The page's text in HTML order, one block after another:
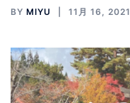
BY MIYU 11月 16, 2021